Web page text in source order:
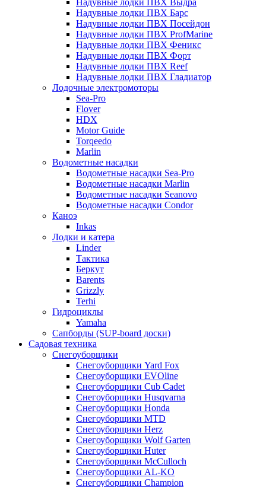
Надувные лодки ПВХ Выдра
Надувные лодки ПВХ Барс
Надувные лодки ПВХ Посейдон
Надувные лодки ПВХ ProfMarine
Надувные лодки ПВХ Феникс
Надувные лодки ПВХ Форт
Надувные лодки ПВХ Reef
Надувные лодки ПВХ Гладиатор
Лодочные электромоторы
Sea-Pro
Flover
HDX
Motor Guide
Torqeedo
Marlin
Водометные насадки
Водометные насадки Sea-Pro
Водометные насадки Marlin
Водометные насадки Seanovo
Водометные насадки Condor
Каноэ
Inkas
Лодки и катера
Linder
Тактика
Беркут
Barents
Grizzly
Terhi
Гидроциклы
Yamaha
Сапборды (SUP-board доски)
Садовая техника
Снегоуборщики
Снегоуборщики Yard Fox
Снегоуборщики EVOline
Снегоуборщики Cub Cadet
Снегоуборщики Husqvarna
Снегоуборщики Honda
Снегоуборщики MTD
Снегоуборщики Herz
Снегоуборщики Wolf Garten
Снегоуборщики Huter
Снегоуборщики McCulloch
Снегоуборщики AL-KO
Снегоуборщики Champion